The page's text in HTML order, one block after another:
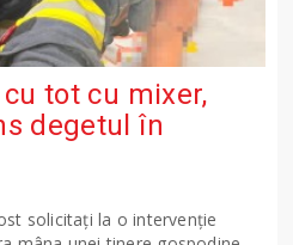
tot cu mixer,
degetul în
solicitați la o intervenție